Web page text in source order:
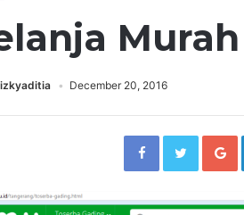
December 20, 2016
FacebookTwitter